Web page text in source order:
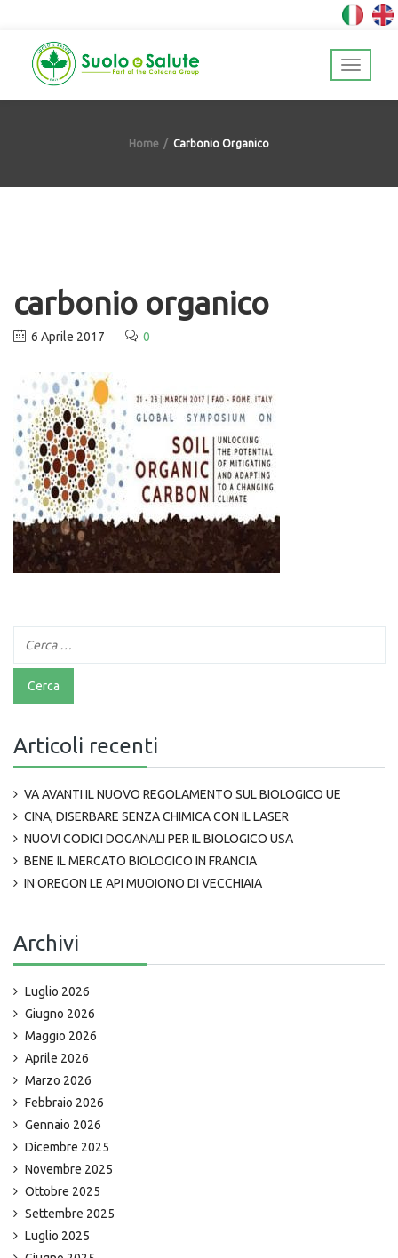
Home Carbonio Organico
carbonio organico
6 Aprile 2017 0
Articoli recenti
VA AVANTI IL NUOVO REGOLAMENTO SUL BIOLOGICO UE
CINA, DISERBARE SENZA CHIMICA CON IL LASER
NUOVI CODICI DOGANALI PER IL BIOLOGICO USA
BENE IL MERCATO BIOLOGICO IN FRANCIA
IN OREGON LE API MUOIONO DI VECCHIAIA
Archivi
Luglio 2026
Giugno 2026
Maggio 2026
Aprile 2026
Marzo 2026
Febbraio 2026
Gennaio 2026
Dicembre 2025
Novembre 2025
Ottobre 2025
Settembre 2025
Luglio 2025